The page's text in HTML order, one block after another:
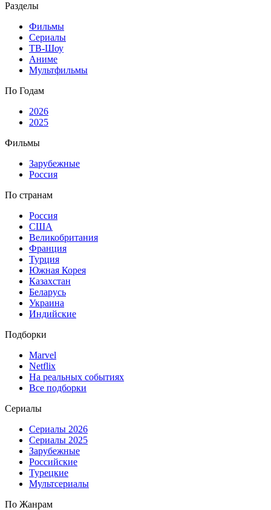
Разделы
Фильмы
Сериалы
ТВ-Шоу
Аниме
Мультфильмы
По Годам
2026
2025
Фильмы
Зарубежные
Россия
По странам
Россия
США
Великобритания
Франция
Турция
Южная Корея
Казахстан
Беларусь
Украина
Индийские
Подборки
Marvel
Netflix
На реальных событиях
Все подборки
Сериалы
Сериалы 2026
Сериалы 2025
Зарубежные
Российские
Турецкие
Мультсериалы
По Жанрам